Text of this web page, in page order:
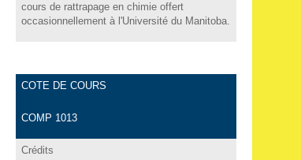
cours de rattrapage en chimie offert
occasionnellement à l'Université du Manitoba.
COTE DE COURS
COMP 1013
Crédits